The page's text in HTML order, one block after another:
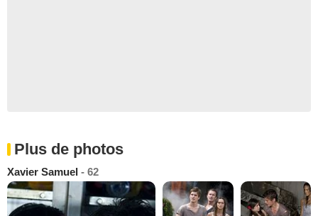
Plus de photos
Xavier Samuel - 62